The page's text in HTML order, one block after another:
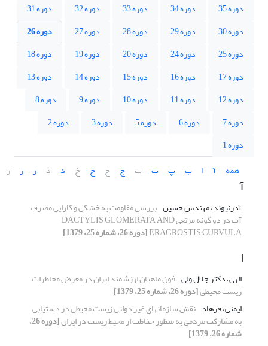
دوره 35
دوره 34 دوره 33 دوره 32
دوره 31
دوره 30
دوره 29 دوره 28 دوره 27
دوره 26
دوره 25
دوره 24 دوره 20 دوره 19
دوره 18
دوره 17
دوره 16 دوره 15 دوره 14
دوره 13
دوره 12
دوره 11 دوره 10 دوره 9
دوره 8
دوره 7
دوره 6 دوره 5 دوره 3
دوره 2
دوره 1
همه
آ ا ب پ ت ث ج چ ح خ د ذ ر ز ژ
آ
آذرنیوند، مهندس حسین بررسی مقاومت به خشکی و کارایی مصرف
آب در دو گونه مرتعی DACTYLIS GLOMERATA AND
ERAGROSTIS CURVULA[دوره 26، شماره 25، 1379]
ا
الهی، دکتر جلال ولی فون ماهیان ارزشمند ایران در معرض مخاطرات
زیست محیطی[دوره 26، شماره 25، 1379]
ایمنی، فرهاد نقش سازمانهای غیر دولتی زیست محیطی در دستیابی
به مشارکت مردمی به منظور حفاظت از محیط زیست در ایران [دوره 26،
شماره 26، 1379]